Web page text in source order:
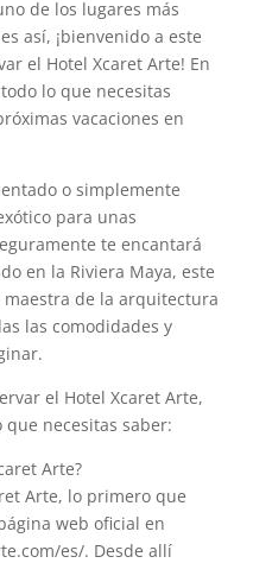
de los lugares más
así, ¡bienvenido a este
el Hotel Xcaret Arte! En
lo que necesitas
vacaciones en
o simplemente
para unas
te encantará
en la Riviera Maya, este
de la arquitectura
las comodidades y
el Hotel Xcaret Arte,
necesitas saber:
Arte?
Arte, lo primero que
web oficial en
es/. Desde allí